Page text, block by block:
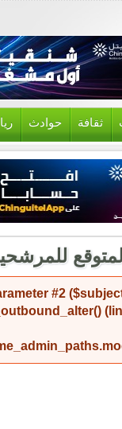
ثقافة حوادث
للمرشحين ال 5
الخطأ
#2